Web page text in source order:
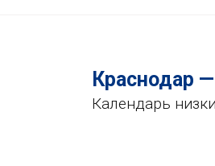
Краснодар
Календарь